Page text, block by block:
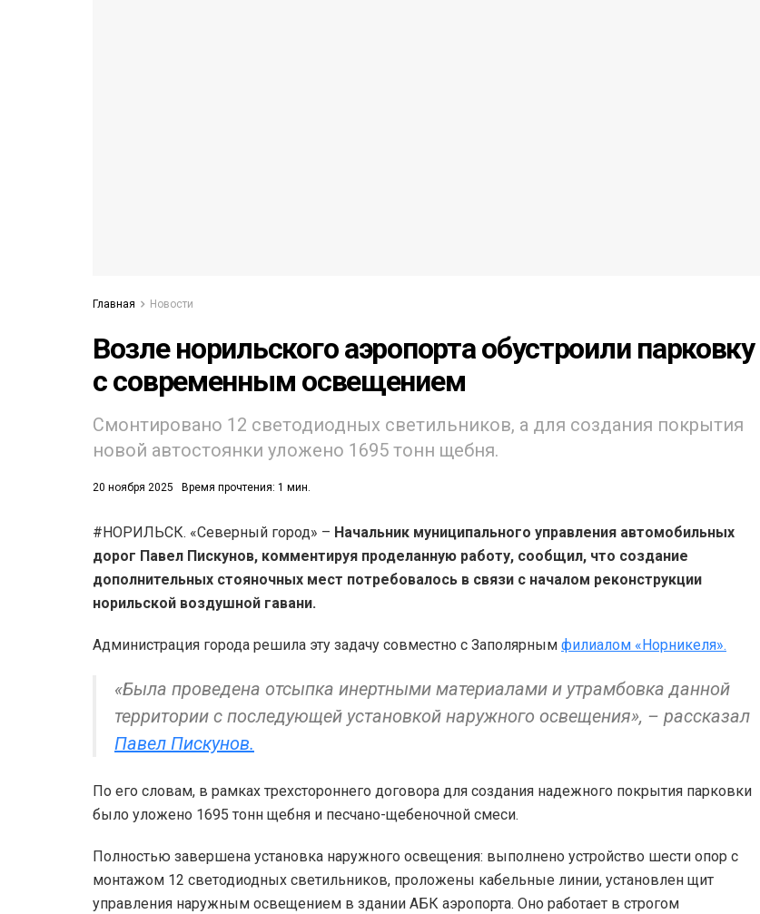
Главная Новости
Возле норильского аэропорта обустроили парковку
с современным освещением
Смонтировано 12 светодиодных светильников, а для создания покрытия
новой автостоянки уложено 1695 тонн щебня.
20 ноября 2025 Время прочтения: 1 мин.
#НОРИЛЬСК. «Северный город» – Начальник муниципального управления автомобильных
дорог Павел Пискунов, комментируя проделанную работу, сообщил, что создание
дополнительных стояночных мест потребовалось в связи с началом реконструкции
норильской воздушной гавани.
Администрация города решила эту задачу совместно с Заполярным филиалом «Норникеля».
«Была проведена отсыпка инертными материалами и утрамбовка данной
территории с последующей установкой наружного освещения», – рассказал
Павел Пискунов.
По его словам, в рамках трехстороннего договора для создания надежного покрытия парковки
было уложено 1695 тонн щебня и песчано-щебеночной смеси.
Полностью завершена установка наружного освещения: выполнено устройство шести опор с
монтажом 12 светодиодных светильников, проложены кабельные линии, установлен щит
управления наружным освещением в здании АБК аэропорта. Оно работает в строгом